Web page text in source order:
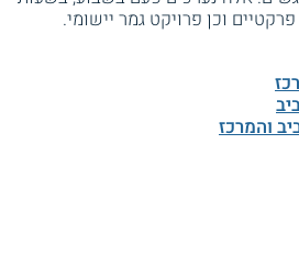
וכן פרויקט גמר יישומי.